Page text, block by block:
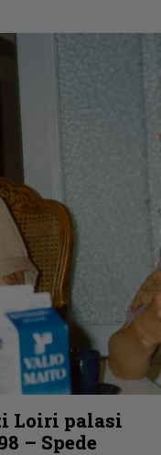
Loiri palasi
– Spede